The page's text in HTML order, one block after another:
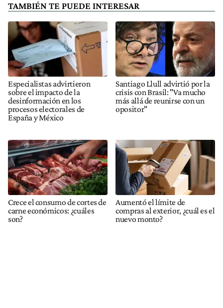
TAMBIÉN TE PUEDE INTERESAR
Especialistas advirtieron
sobre el impacto de la
desinformación en los
procesos electorales de
España y México
Santiago Llull advirtió por la
crisis con Brasil: "Va mucho
más allá de reunirse con un
opositor"
Crece el consumo de cortes de
carne económicos: ¿cuáles
son?
Aumentó el límite de
compras al exterior, ¿cuál es el
nuevo monto?